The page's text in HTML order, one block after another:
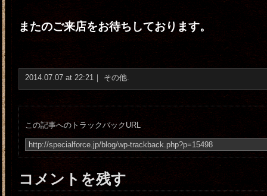
またのご来店をお待ちしております。
2014.07.07 at 22:21｜ その他.
この記事へのトラックバックURL
コメントを残す